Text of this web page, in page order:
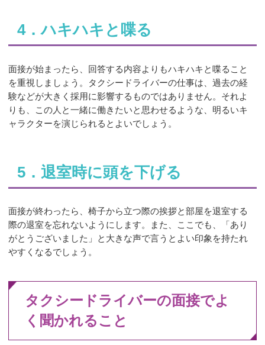
4．ハキハキと喋る
面接が始まったら、回答する内容よりもハキハキと喋ること
を重視しましょう。タクシードライバーの仕事は、過去の経
験などが大きく採用に影響するものではありません。それよ
りも、この人と一緒に働きたいと思わせるような、明るいキ
ャラクターを演じられるとよいでしょう。
5．退室時に頭を下げる
面接が終わったら、椅子から立つ際の挨拶と部屋を退室する
際の退室を忘れないようにします。また、ここでも、「あり
がとうございました」と大きな声で言うとよい印象を持たれ
やすくなるでしょう。
タクシードライバーの面接でよ
く聞かれること